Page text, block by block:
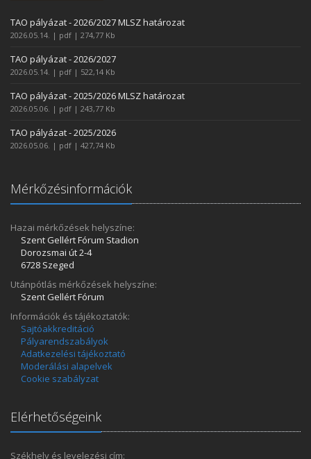
TAO pályázat - 2026/2027 MLSZ határozat
2026.05.14. | pdf | 274,77 Kb
TAO pályázat - 2026/2027
2026.05.14. | pdf | 522,14 Kb
TAO pályázat - 2025/2026 MLSZ határozat
2026.05.06. | pdf | 243,77 Kb
TAO pályázat - 2025/2026
2026.05.06. | pdf | 427,74 Kb
Mérkőzésinformációk
Hazai mérkőzések helyszíne:
Szent Gellért Fórum Stadion
Dorozsmai út 2-4
6728 Szeged
Utánpótlás mérkőzések helyszíne:
Szent Gellért Fórum
Információk és tájékoztatók:
Sajtóakkreditáció
Pályarendszabályok
Adatkezelési tájékoztató
Moderálási alapelvek
Cookie szabályzat
Elérhetőségeink
Székhely és levelezési cím: